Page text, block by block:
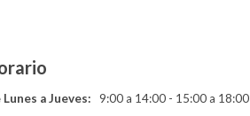
Lunes a Jueves: 9:00 a 14:00 - 15:00 a 18:00